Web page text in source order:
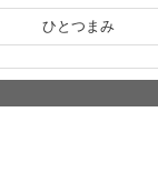
ひとつまみ